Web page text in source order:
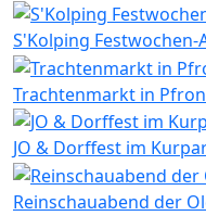
S'Kolping
Trachtenmarkt in
JO & Dorffest im
Reinschauabend der